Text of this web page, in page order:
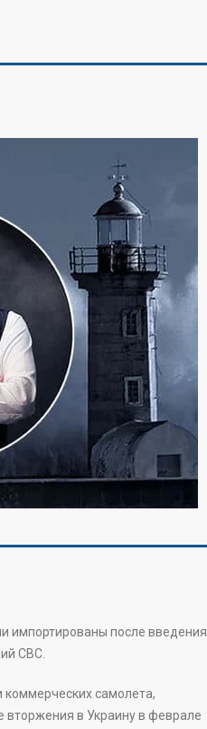
импортированы после введения
CBC.
коммерческих самолета,
вторжения в Украину в феврале